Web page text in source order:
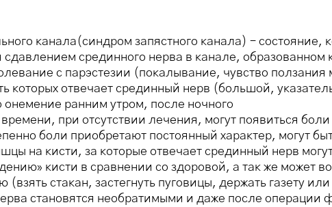
канала(синдром запястного канала) – состояние,
сдавлением срединного нерва в канале, образованном
с парэстезии (покалывание, чувство
которых отвечает срединный нерв (большой,
ранним утром, после ночного
при отсутствии лечения, могут появиться
боли приобретают постоянный характер, могут
на кисти, за которые отвечает срединный нерв
кисти в сравнении со здоровой, а так же может
(взять стакан, застегнуть пуговицы, держать газету
становятся необратимыми и даже после операции